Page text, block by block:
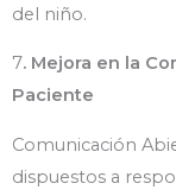
del niño.
7. Mejora en la
Paciente
Comunicación
dispuestos a